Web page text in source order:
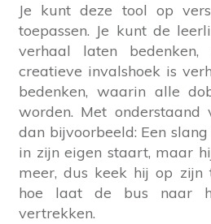
Je kunt deze tool op
toepassen. Je kunt de
verhaal laten
creatieve invalshoek is
bedenken, waarin alle
worden. Met onderstaand
dan bijvoorbeeld: Een
in zijn eigen staart, maar
meer, dus keek hij op zijn
hoe laat de bus naar
vertrekken.